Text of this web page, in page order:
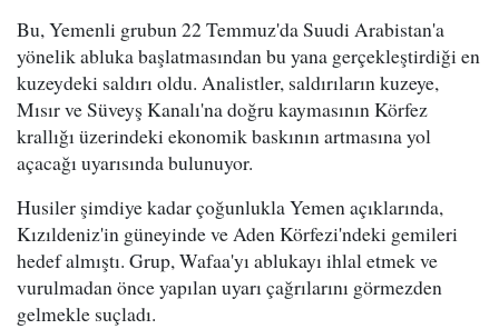
Bu, Yemenli grubun 22 Temmuz'da Suudi Arabistan'a
yönelik abluka başlatmasından bu yana gerçekleştirdiği en
kuzeydeki saldırı oldu. Analistler, saldırıların kuzeye,
Mısır ve Süveyş Kanalı'na doğru kaymasının Körfez
krallığı üzerindeki ekonomik baskının artmasına yol
açacağı uyarısında bulunuyor.
Husiler şimdiye kadar çoğunlukla Yemen açıklarında,
Kızıldeniz'in güneyinde ve Aden Körfezi'ndeki gemileri
hedef almıştı. Grup, Wafaa'yı ablukayı ihlal etmek ve
vurulmadan önce yapılan uyarı çağrılarını görmezden
gelmekle suçladı.